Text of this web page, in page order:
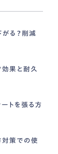
る？削減
効果と耐久
トを張る方
対策での使